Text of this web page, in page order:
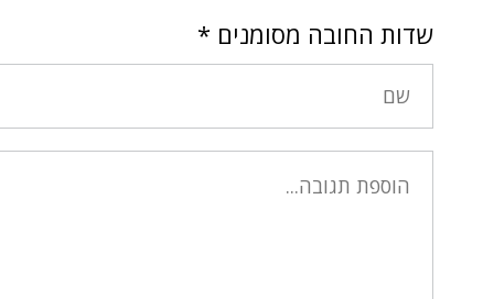
שדות החובה מסומנים *